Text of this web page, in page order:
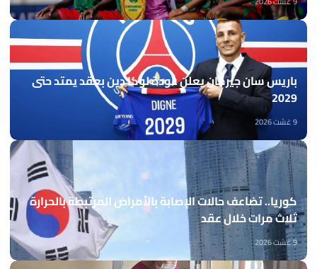
باريس سان جيرمان يعلن عودة لوكا دين بعقد يمتد حتى
2029
9 غشت 2026
كوريا.. تضاعف حالات الإصابة بالأمراض المرتبطة بالحرارة
ثلاث مرات خلال عقد
9 غشت 2026